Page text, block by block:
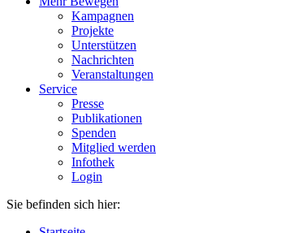
Kampagnen
Projekte
Unterstützen
Nachrichten
Veranstaltungen
Service
Presse
Publikationen
Spenden
Mitglied werden
Infothek
Login
Sie befinden sich hier: